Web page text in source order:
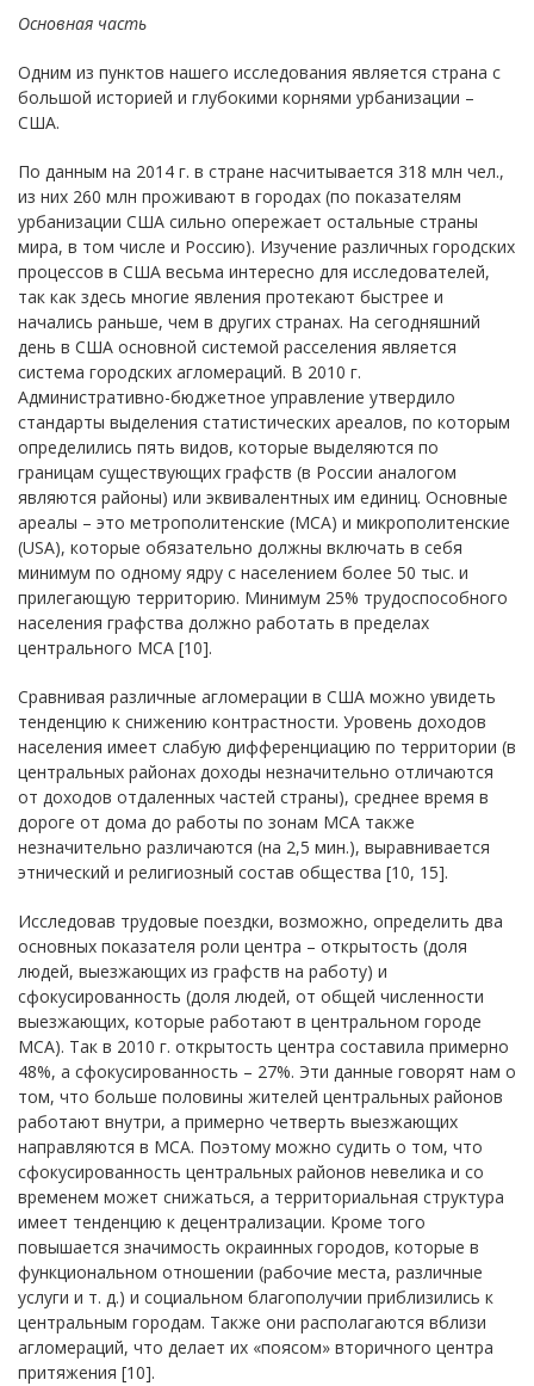
Основная часть
Одним из пунктов нашего исследования является страна с
большой историей и глубокими корнями урбанизации –
США.
По данным на 2014 г. в стране насчитывается 318 млн чел.,
из них 260 млн проживают в городах (по показателям
урбанизации США сильно опережает остальные страны
мира, в том числе и Россию). Изучение различных городских
процессов в США весьма интересно для исследователей,
так как здесь многие явления протекают быстрее и
начались раньше, чем в других странах. На сегодняшний
день в США основной системой расселения является
система городских агломераций. В 2010 г.
Административно-бюджетное управление утвердило
стандарты выделения статистических ареалов, по которым
определились пять видов, которые выделяются по
границам существующих графств (в России аналогом
являются районы) или эквивалентных им единиц. Основные
ареалы – это метрополитенские (МСА) и микрополитенские
(USA), которые обязательно должны включать в себя
минимум по одному ядру с населением более 50 тыс. и
прилегающую территорию. Минимум 25% трудоспособного
населения графства должно работать в пределах
центрального МСА [10].
Сравнивая различные агломерации в США можно увидеть
тенденцию к снижению контрастности. Уровень доходов
населения имеет слабую дифференциацию по территории (в
центральных районах доходы незначительно отличаются
от доходов отдаленных частей страны), среднее время в
дороге от дома до работы по зонам МСА также
незначительно различаются (на 2,5 мин.), выравнивается
этнический и религиозный состав общества [10, 15].
Исследовав трудовые поездки, возможно, определить два
основных показателя роли центра – открытость (доля
людей, выезжающих из графств на работу) и
сфокусированность (доля людей, от общей численности
выезжающих, которые работают в центральном городе
МСА). Так в 2010 г. открытость центра составила примерно
48%, а сфокусированность – 27%. Эти данные говорят нам о
том, что больше половины жителей центральных районов
работают внутри, а примерно четверть выезжающих
направляются в МСА. Поэтому можно судить о том, что
сфокусированность центральных районов невелика и со
временем может снижаться, а территориальная структура
имеет тенденцию к децентрализации. Кроме того
повышается значимость окраинных городов, которые в
функциональном отношении (рабочие места, различные
услуги и т. д.) и социальном благополучии приблизились к
центральным городам. Также они располагаются вблизи
агломераций, что делает их «поясом» вторичного центра
притяжения [10].